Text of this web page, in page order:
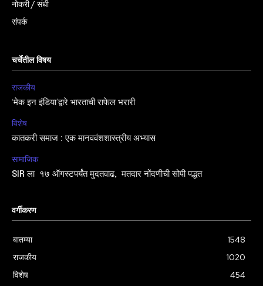
नोकरी / संधी
संपर्क
चर्चेतील विषय
राजकीय
‘मेक इन इंडिया’द्वारे भारताची राफेल भरारी
विशेष
कातकरी समाज : एक मानववंशशास्त्रीय अभ्यास
सामाजिक
SIR ला १७ ऑगस्टपर्यंत मुदतवाढ, मतदार नोंदणीची सोपी पद्धत
वर्गीकरण
बातम्या
1548
राजकीय
1020
विशेष
454